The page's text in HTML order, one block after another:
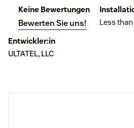
Keine Bewertungen
Bewerten Sie uns!
Less
Entwickler:in
ULTATEL, LLC